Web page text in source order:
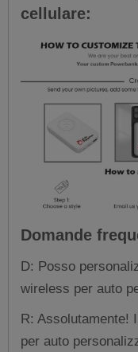
cellulare:
Domande
D: Posso
wireless per auto
R: Assolutamente!
per auto